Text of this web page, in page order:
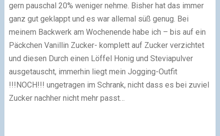
gern pauschal 20% weniger nehme. Bisher hat das immer
ganz gut geklappt und es war allemal süß genug. Bei
meinem Backwerk am Wochenende habe ich – bis auf ein
Päckchen Vanillin Zucker- komplett auf Zucker verzichtet
und diesen Durch einen Löffel Honig und Steviapulver
ausgetauscht, immerhin liegt mein Jogging-Outfit
!!!NOCH!!! ungetragen im Schrank, nicht dass es bei zuviel
Zucker nachher nicht mehr passt…